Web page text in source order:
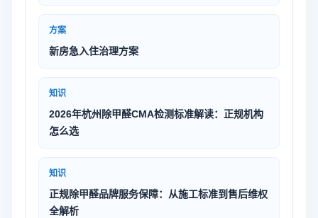
方案
新房急入住治理方案
知识
2026年杭州除甲醛CMA检测标准解读：正规机构
怎么选
知识
正规除甲醛品牌服务保障：从施工标准到售后维权
全解析